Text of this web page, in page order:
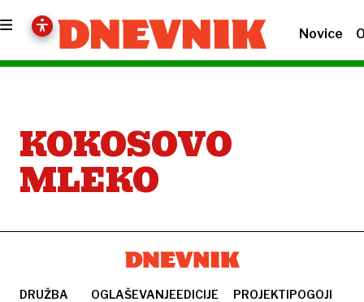
Novice
KOKOSOVO
MLEKO
DRUŽBA
OGLAŠEVANJEEDICIJE
PROJEKTIPOGOJI